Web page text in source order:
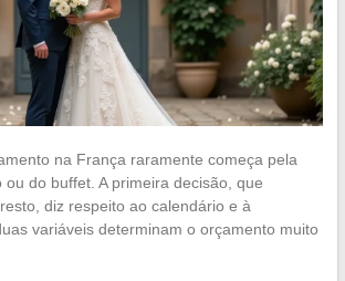
na França raramente começa pela
ou do buffet. A primeira decisão, que
diz respeito ao calendário e à
variáveis determinam o orçamento muito